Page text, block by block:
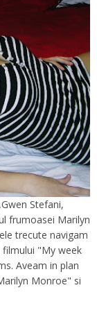
Stefani,
frumoasei Marilyn
trecute navigam
"My week
Aveam in plan
Monroe" si